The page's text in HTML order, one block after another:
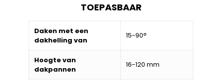
TOEPASBAAR
Daken met een
dakhelling van
15-90°
Hoogte van
dakpannen
16-120 mm